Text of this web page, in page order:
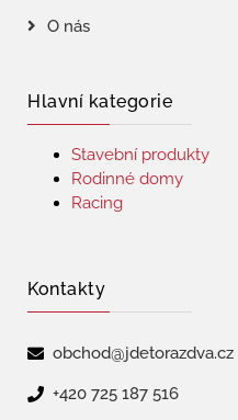
O nás
Hlavní kategorie
Stavební produkty
Rodinné domy
Racing
Kontakty
obchod@jdetorazdva.cz
+420 725 187 516